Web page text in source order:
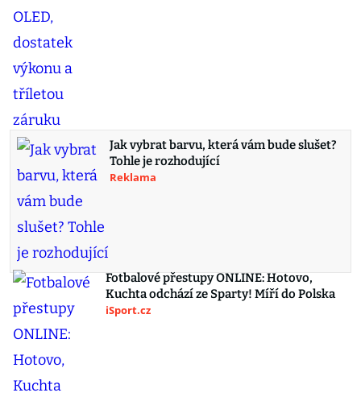
Jak vybrat barvu, která vám bude slušet?
Tohle je rozhodující
Reklama
Fotbalové přestupy ONLINE: Hotovo,
Kuchta odchází ze Sparty! Míří do Polska
iSport.cz